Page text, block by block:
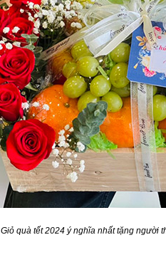
Giỏ quà tết 2024 ý nghĩa nhất tặng người